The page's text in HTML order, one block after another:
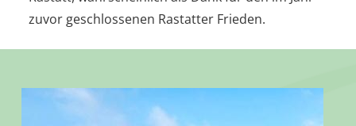
zuvor geschlossenen Rastatter Frieden.